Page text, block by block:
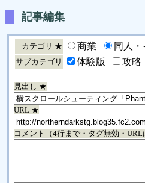
記事編集
カテゴリ ★ 商業 同人・
サブカテゴリ 体験版 攻略
見出し ★
URL ★
コメント（4行まで・タグ無効・